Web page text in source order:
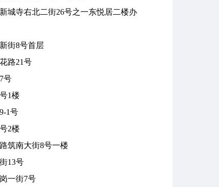
城寺右北二街26号之一东悦居二楼办
街8号首层
路21号
号
1楼
1号
2楼
筑南大街8号一楼
13号
一街7号